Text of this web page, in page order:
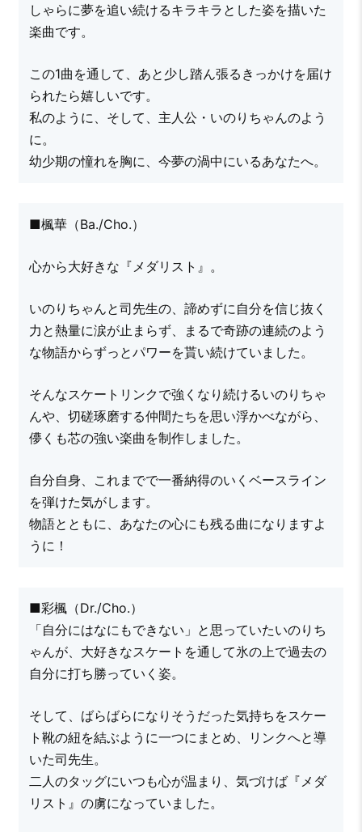
しゃらに夢を追い続けるキラキラとした姿を描いた
楽曲です。
この1曲を通して、あと少し踏ん張るきっかけを届け
られたら嬉しいです。
私のように、そして、主人公・いのりちゃんのよう
に。
幼少期の憧れを胸に、今夢の渦中にいるあなたへ。
■楓華（Ba./Cho.）
心から大好きな『メダリスト』。
いのりちゃんと司先生の、諦めずに自分を信じ抜く
力と熱量に涙が止まらず、まるで奇跡の連続のよう
な物語からずっとパワーを貰い続けていました。
そんなスケートリンクで強くなり続けるいのりちゃ
んや、切磋琢磨する仲間たちを思い浮かべながら、
儚くも芯の強い楽曲を制作しました。
自分自身、これまでで一番納得のいくベースライン
を弾けた気がします。
物語とともに、あなたの心にも残る曲になりますよ
うに！
■彩楓（Dr./Cho.）
「自分にはなにもできない」と思っていたいのりち
ゃんが、大好きなスケートを通して氷の上で過去の
自分に打ち勝っていく姿。
そして、ばらばらになりそうだった気持ちをスケー
ト靴の紐を結ぶように一つにまとめ、リンクへと導
いた司先生。
二人のタッグにいつも心が温まり、気づけば『メダ
リスト』の虜になっていました。